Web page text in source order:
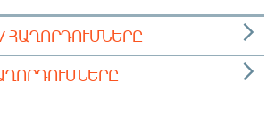
ՀԱՂՈՐԴՈՒՄՆԵՐԸ